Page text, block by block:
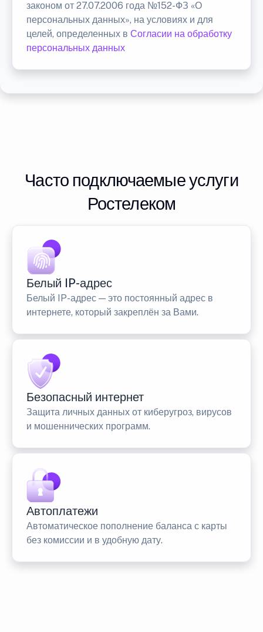
законом от 27.07.2006 года №152-ФЗ «О
персональных данных», на условиях и для
целей, определенных в Согласии на обработку
персональных данных
Часто подключаемые услуги
Ростелеком
Белый IP-адрес
Белый IP-адрес — это постоянный адрес в
интернете, который закреплён за Вами.
Безопасный интернет
Защита личных данных от киберугроз, вирусов
и мошеннических программ.
Автоплатежи
Автоматическое пополнение баланса с карты
без комиссии и в удобную дату.